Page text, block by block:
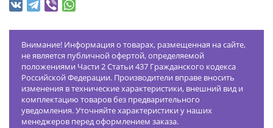
Внимание! Информация о товарах, размещенная на сайте,
не является публичной офертой, определяемой
положениями Части 2 Статьи 437 Гражданского кодекса
Российской Федерации. Производители вправе вносить
изменения в технические характеристики, внешний вид и
комплектацию товаров без предварительного
уведомления. Уточняйте характеристики у наших
менеджеров перед оформлением заказа.